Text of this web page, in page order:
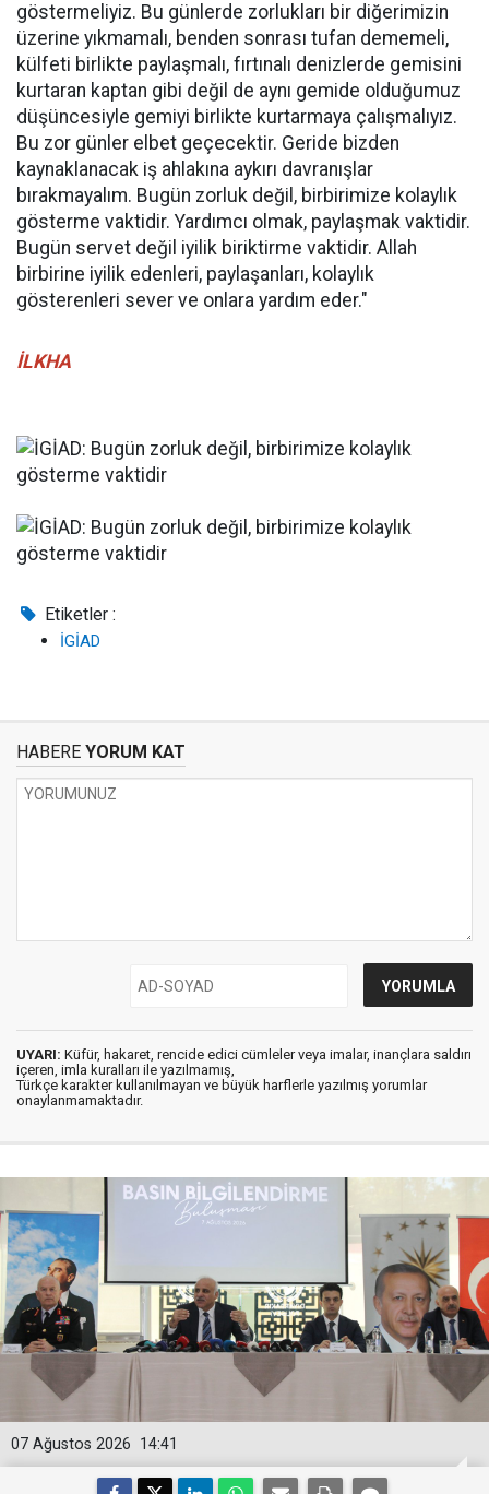
göstermeliyiz. Bu günlerde zorlukları bir diğerimizin
üzerine yıkmamalı, benden sonrası tufan dememeli,
külfeti birlikte paylaşmalı, fırtınalı denizlerde gemisini
kurtaran kaptan gibi değil de aynı gemide olduğumuz
düşüncesiyle gemiyi birlikte kurtarmaya çalışmalıyız.
Bu zor günler elbet geçecektir. Geride bizden
kaynaklanacak iş ahlakına aykırı davranışlar
bırakmayalım. Bugün zorluk değil, birbirimize kolaylık
gösterme vaktidir. Yardımcı olmak, paylaşmak vaktidir.
Bugün servet değil iyilik biriktirme vaktidir. Allah
birbirine iyilik edenleri, paylaşanları, kolaylık
gösterenleri sever ve onlara yardım eder."
İLKHA
Etiketler :
İGİAD
HABERE YORUM KAT
UYARI: Küfür, hakaret, rencide edici cümleler veya imalar, inançlara saldırı
içeren, imla kuralları ile yazılmamış,
Türkçe karakter kullanılmayan ve büyük harflerle yazılmış yorumlar
onaylanmamaktadır.
14:41
07 Ağustos 2026